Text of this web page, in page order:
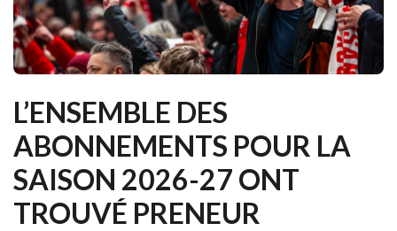
L’ENSEMBLE DES
ABONNEMENTS POUR LA
SAISON 2026-27 ONT
TROUVÉ PRENEUR